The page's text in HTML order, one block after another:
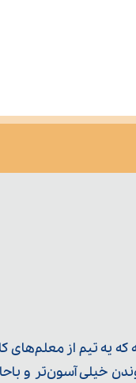
یه تیم از معلم‌‌های
خیلی آسون‌تر و